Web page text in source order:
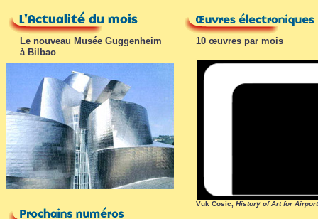
Le nouveau Musée Guggenheim
à Bilbao
10 œuvres par mois
Vuk Cosic, History of Art for